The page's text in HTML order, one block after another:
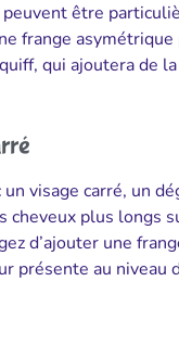
peuvent être
frange
qui ajoutera de
visage carré, un
cheveux plus longs
d’ajouter une
présente au niveau